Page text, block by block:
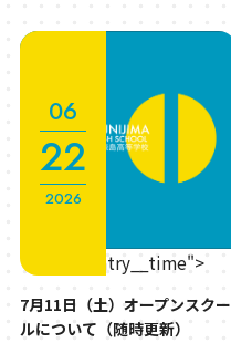
2026
06
22
" class="entry__time">
7月11日（土）オープンスクー
ルについて（随時更新）